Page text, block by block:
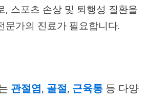
, 스포츠 손상 및 퇴행성 질환을
문가의 진료가 필요합니다.
관절염, 골절, 근육통 등 다양